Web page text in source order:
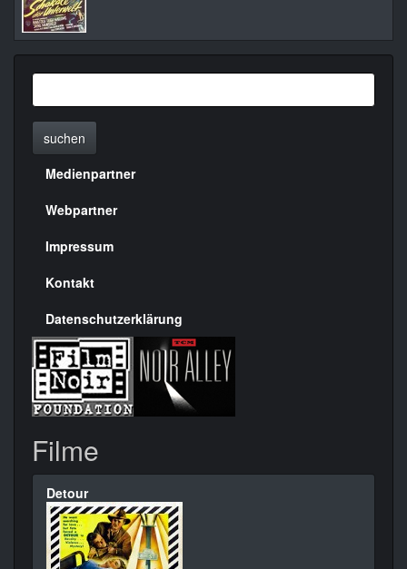
suchen
Menülinks
rechte
Seite
Medienpartner
Webpartner
Impressum
Kontakt
Datenschutzerklärung
Filme
Detour